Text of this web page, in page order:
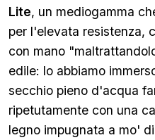
Lite, un mediogamma
per l'elevata resistenza,
con mano
edile: lo abbiamo
secchio pieno d'acqua
ripetutamente con una
legno impugnata a mo'